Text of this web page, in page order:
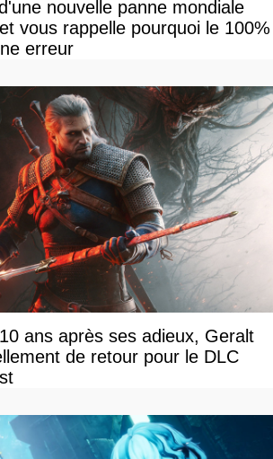
nouvelle panne mondiale
vous rappelle pourquoi le 100%
erreur
ans après ses adieux, Geralt
de retour pour le DLC